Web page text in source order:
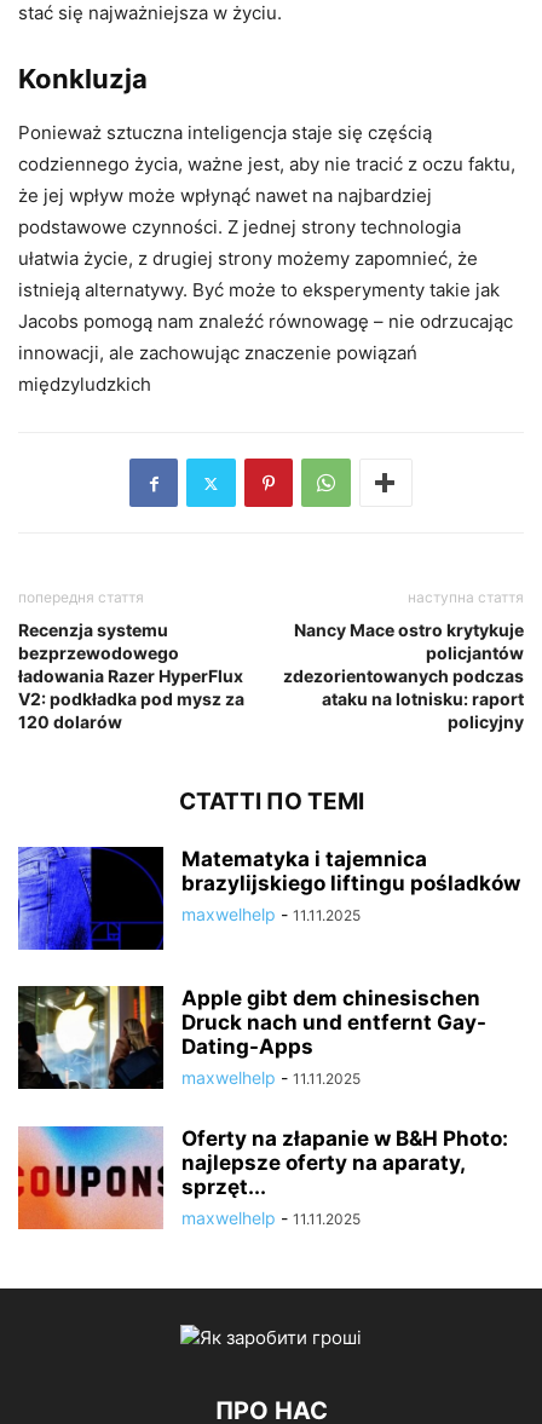
stać się najważniejsza w życiu.
Konkluzja
Ponieważ sztuczna inteligencja staje się częścią
codziennego życia, ważne jest, aby nie tracić z oczu faktu,
że jej wpływ może wpłynąć nawet na najbardziej
podstawowe czynności. Z jednej strony technologia
ułatwia życie, z drugiej strony możemy zapomnieć, że
istnieją alternatywy. Być może to eksperymenty takie jak
Jacobs pomogą nam znaleźć równowagę – nie odrzucając
innowacji, ale zachowując znaczenie powiązań
międzyludzkich
попередня стаття
Recenzja systemu
bezprzewodowego
ładowania Razer HyperFlux
V2: podkładka pod mysz za
120 dolarów
наступна стаття
Nancy Mace ostro krytykuje
policjantów
zdezorientowanych podczas
ataku na lotnisku: raport
policyjny
СТАТТІ ПО ТЕМІ
Matematyka i tajemnica
brazylijskiego liftingu pośladków
maxwelhelp - 11.11.2025
Apple gibt dem chinesischen
Druck nach und entfernt Gay-
Dating-Apps
maxwelhelp - 11.11.2025
Oferty na złapanie w B&H Photo:
najlepsze oferty na aparaty,
sprzęt...
maxwelhelp - 11.11.2025
ПРО НАС